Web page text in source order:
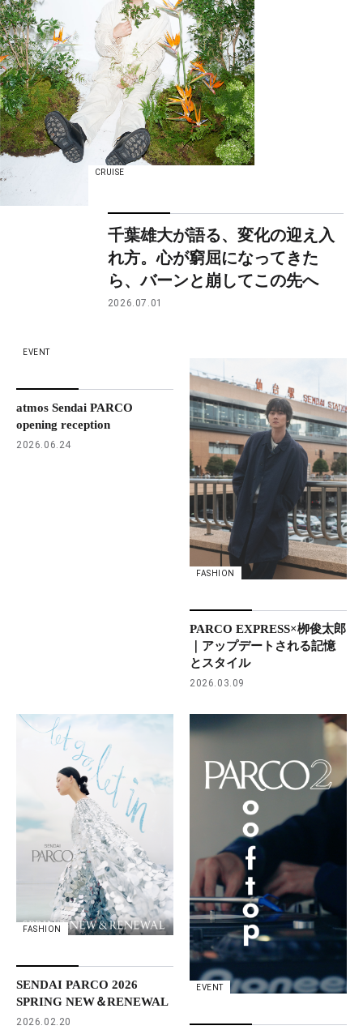
CRUISE
千葉雄大が語る、変化の迎え入
れ方。心が窮屈になってきた
ら、バーンと崩してこの先へ
2026.07.01
EVENT
atmos Sendai PARCO
opening reception
2026.06.24
FASHION
PARCO EXPRESS×栁俊太郎
｜アップデートされる記憶
とスタイル
2026.03.09
FASHION
SENDAI PARCO 2026
SPRING NEW＆RENEWAL
2026.02.20
EVENT